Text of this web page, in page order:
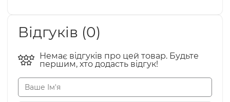
Відгуків (0)
Немає відгуків про цей товар. Будьте
першим, хто додасть відгук!